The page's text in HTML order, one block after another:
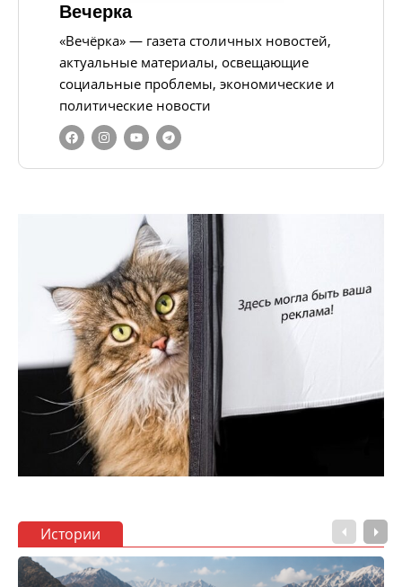
Вечерка
«Вечёрка» — газета столичных новостей,
актуальные материалы, освещающие
социальные проблемы, экономические и
политические новости
Истории